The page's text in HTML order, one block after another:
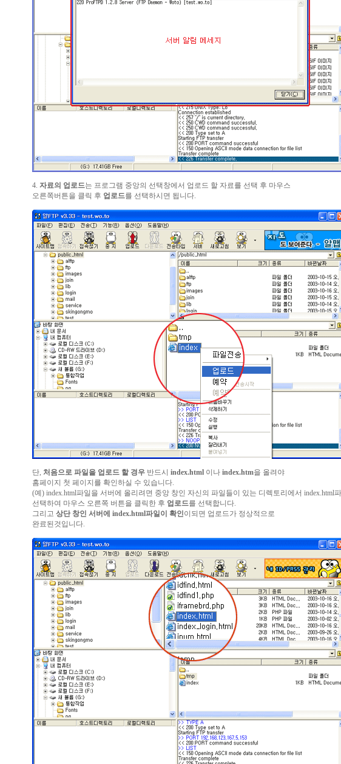
4. 자료의 업로드는 프로그램 중앙의 선택창에서 업로드 할 자료를 선택 후 마우스
오른쪽버튼을 클릭 후 업로드를 선택하시면 됩니다.
단, 처음으로 파일을 업로드 할 경우반드시 index.html 이나index.htm을 올려야
홈페이지 첫 페이지를 확인하실 수 있습니다.
(예) index.html파일을 서버에 올리려면 중앙 창인 자신의 파일들이 있는 디렉토리에서 index.html
선택하여 마우스 오른쪽 버튼을 클릭한 후 업로드를 선택합니다.
그리고 상단 창인 서버에 index.html파일이 확인이되면 업로드가 정상적으로
완료된것입니다.